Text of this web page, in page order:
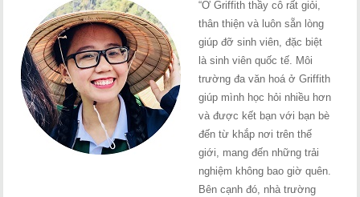
“Ở Griffith thầy cô rất giỏi,
thân thiện và luôn sẵn lòng
giúp đỡ sinh viên, đặc biệt
là sinh viên quốc tế. Môi
trường đa văn hoá ở Griffith
giúp mình học hỏi nhiều hơn
và được kết bạn với bạn bè
đến từ khắp nơi trên thế
giới, mang đến những trải
nghiệm không bao giờ quên.
Bên cạnh đó, nhà trường